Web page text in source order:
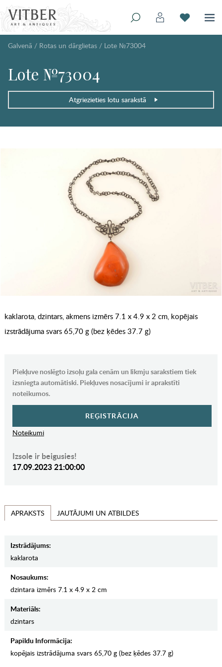
Galvenā / Rotas un dārglietas / Lote №73004
Lote №73004
Atgriezieties lotu sarakstā
kaklarota, dzintars, akmens izmērs 7.1 x 4.9 x 2 cm, kopējais
izstrādājuma svars 65,70 g (bez ķēdes 37.7 g)
Piekļuve noslēgto izsoļu gala cenām un likmju sarakstiem tiek
izsniegta automātiski. Piekļuves nosacījumi ir aprakstīti
noteikumos.
REĢISTRĀCIJA
Noteikumi
Izsole ir beigusies!
17.09.2023 21:00:00
APRAKSTS JAUTĀJUMI UN ATBILDES
Izstrādājums:
kaklarota
Nosaukums:
dzintara izmērs 7.1 x 4.9 x 2 cm
Materiāls:
dzintars
Papildu Informācija:
kopējais izstrādājuma svars 65,70 g (bez ķēdes 37.7 g)